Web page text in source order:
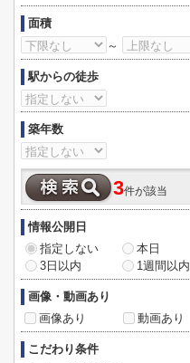
面積
～
駅からの徒歩
築年数
3件が該当
情報公開日
指定しない
本日
3日以内
1週間以内
画像・動画あり
画像あり
動画あり
こだわり条件